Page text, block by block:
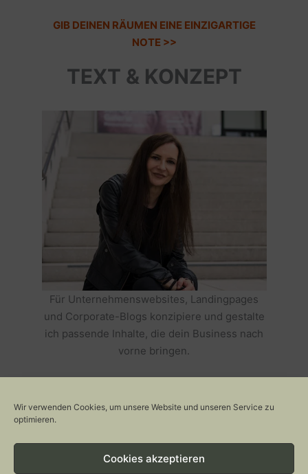
Wir verwenden Cookies, um unsere Website und unseren Service zu
optimieren.
Cookies akzeptieren
GIB DEINEN RÄUMEN EINE EINZIGARTIGE
NOTE >>
TEXT & KONZEPT
Für Unternehmenswebsites, Landingpages
und Corporate-Blogs konzipiere und gestalte
ich passende Inhalte, die dein Business nach
vorne bringen.
ERFOLGREICH MACHEN >>
Copyright © 2026 Stylepeacock: Interior, Plants, Cats & Art